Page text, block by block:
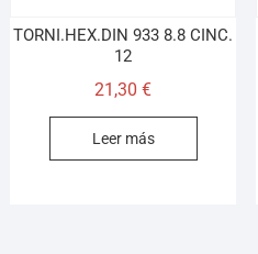
TORNI.HEX.DIN 933 8.8 CINC.
12
21,30€
Leer más